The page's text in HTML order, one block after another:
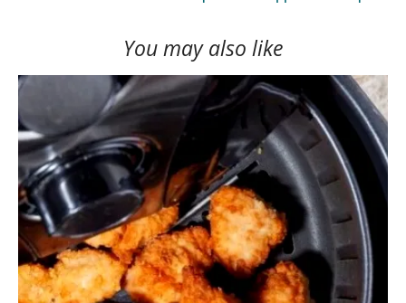
You may also like